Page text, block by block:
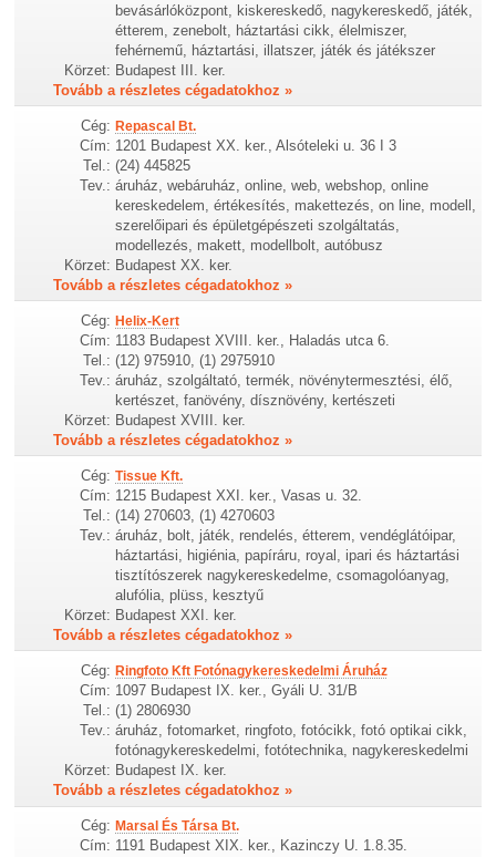
bevásárlóközpont, kiskereskedő, nagykereskedő, játék,
étterem, zenebolt, háztartási cikk, élelmiszer,
fehérnemű, háztartási, illatszer, játék és játékszer
Körzet: Budapest III. ker.
Tovább a részletes cégadatokhoz »
Cég: Repascal Bt.
Cím: 1201 Budapest XX. ker., Alsóteleki u. 36 I 3
Tel.: (24) 445825
Tev.: áruház, webáruház, online, web, webshop, online
kereskedelem, értékesítés, makettezés, on line, modell,
szerelőipari és épületgépészeti szolgáltatás,
modellezés, makett, modellbolt, autóbusz
Körzet: Budapest XX. ker.
Tovább a részletes cégadatokhoz »
Cég: Helix-Kert
Cím: 1183 Budapest XVIII. ker., Haladás utca 6.
Tel.: (12) 975910, (1) 2975910
Tev.: áruház, szolgáltató, termék, növénytermesztési, élő,
kertészet, fanövény, dísznövény, kertészeti
Körzet: Budapest XVIII. ker.
Tovább a részletes cégadatokhoz »
Cég: Tissue Kft.
Cím: 1215 Budapest XXI. ker., Vasas u. 32.
Tel.: (14) 270603, (1) 4270603
Tev.: áruház, bolt, játék, rendelés, étterem, vendéglátóipar,
háztartási, higiénia, papíráru, royal, ipari és háztartási
tisztítószerek nagykereskedelme, csomagolóanyag,
alufólia, plüss, kesztyű
Körzet: Budapest XXI. ker.
Tovább a részletes cégadatokhoz »
Cég: Ringfoto Kft Fotónagykereskedelmi Áruház
Cím: 1097 Budapest IX. ker., Gyáli U. 31/B
Tel.: (1) 2806930
Tev.: áruház, fotomarket, ringfoto, fotócikk, fotó optikai cikk,
fotónagykereskedelmi, fotótechnika, nagykereskedelmi
Körzet: Budapest IX. ker.
Tovább a részletes cégadatokhoz »
Cég: Marsal És Társa Bt.
Cím: 1191 Budapest XIX. ker., Kazinczy U. 1.8.35.